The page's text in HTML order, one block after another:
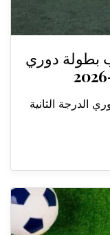
بطولة دوري
الدرجة الثانية